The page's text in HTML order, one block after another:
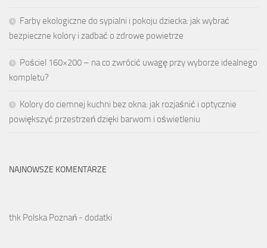
Farby ekologiczne do sypialni i pokoju dziecka: jak wybrać
bezpieczne kolory i zadbać o zdrowe powietrze
Pościel 160×200 – na co zwrócić uwagę przy wyborze idealnego
kompletu?
Kolory do ciemnej kuchni bez okna: jak rozjaśnić i optycznie
powiększyć przestrzeń dzięki barwom i oświetleniu
NAJNOWSZE KOMENTARZE
thk Polska Poznań - dodatki